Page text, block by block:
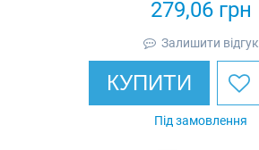
279,06грн
Залишити відгук
КУПИТИ
Під замовлення